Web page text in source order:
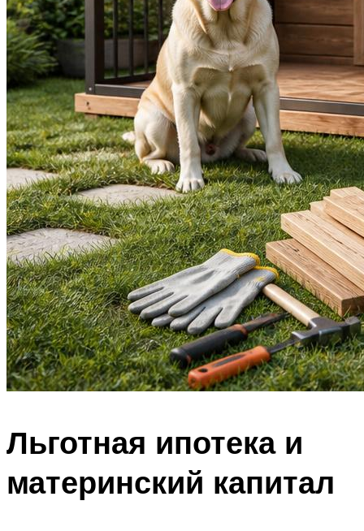
Льготная ипотека и
материнский капитал